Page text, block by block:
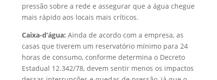
pressão sobre a rede e assegurar que a água chegue
mais rápido aos locais mais críticos.
Caixa-d’água: Ainda de acordo com a empresa, as
casas que tiverem um reservatório mínimo para 24
horas de consumo, conforme determina o Decreto
Estadual 12.342/78, devem sentir menos os impactos